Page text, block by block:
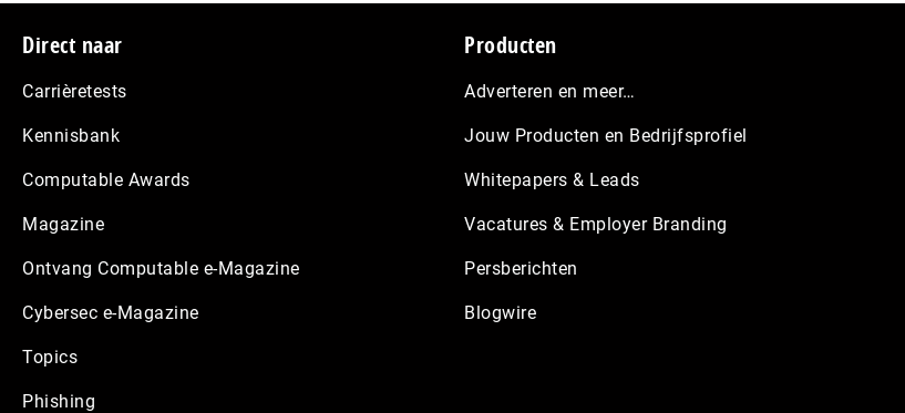
Footer
Direct naar
Carrièretests
Kennisbank
Computable Awards
Magazine
Ontvang Computable e-Magazine
Cybersec e-Magazine
Topics
Phishing
Producten
Adverteren en meer…
Jouw Producten en Bedrijfsprofiel
Whitepapers & Leads
Vacatures & Employer Branding
Persberichten
Blogwire